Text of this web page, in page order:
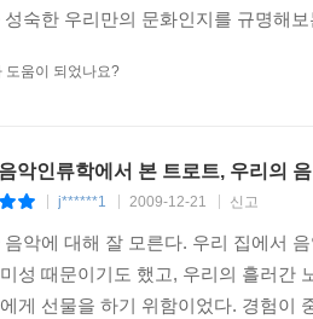
의 전통화(1990년대~현재)
국 고유의 정서인 한(恨)과 흥의 미덕
고 있는 중이다.
의 아류?
〈트로트의 정치학〉이라는 제목
성숙한 우리만의 문화인지를 규명해
도움이 되었나요?
음악인류학에서 본 트로트, 우리의
j******1 2009-12-21 신고
음악에 대해 잘 모른다. 우리 집에서
성 때문이기도 했고, 우리의 흘러간
게 선물을 하기 위함이었다. 경험이